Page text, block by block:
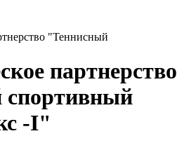
"Теннисный
партнерство
-I"